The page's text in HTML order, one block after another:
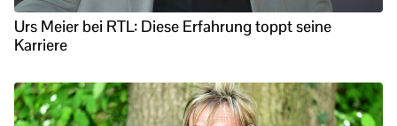
Urs Meier bei RTL: Diese Erfahrung toppt seine
Karriere